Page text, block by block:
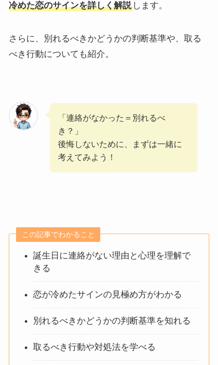
冷めた恋のサインを詳しく解説します。
さらに、別れるべきかどうかの判断基準や、取る
べき行動についても紹介。
「連絡がなかった＝別れるべ
き？」
後悔しないために、まずは一緒に
考えてみよう！
この記事でわかること
誕生日に連絡がない理由と心理を理解で
きる
恋が冷めたサインの見極め方がわかる
別れるべきかどうかの判断基準を知れる
取るべき行動や対処法を学べる